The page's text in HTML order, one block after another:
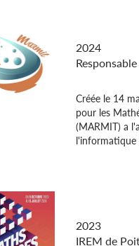
2024
Créée le 14
pour les
(MARMIT) a
l'informatique
2023
IREM de